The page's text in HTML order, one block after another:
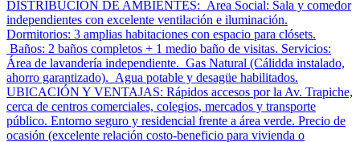
DISTRIBUCIÓN DE AMBIENTES: Área Social: Sala y comedor
independientes con excelente ventilación e iluminación.
Dormitorios: 3 amplias habitaciones con espacio para clósets.
Baños: 2 baños completos + 1 medio baño de visitas. Servicios:
Área de lavandería independiente. Gas Natural (Cálidda instalado,
ahorro garantizado). Agua potable y desagüe habilitados.
UBICACIÓN Y VENTAJAS: Rápidos accesos por la Av. Trapiche,
cerca de centros comerciales, colegios, mercados y transporte
público. Entorno seguro y residencial frente a área verde. Precio de
ocasión (excelente relación costo-beneficio para vivienda o